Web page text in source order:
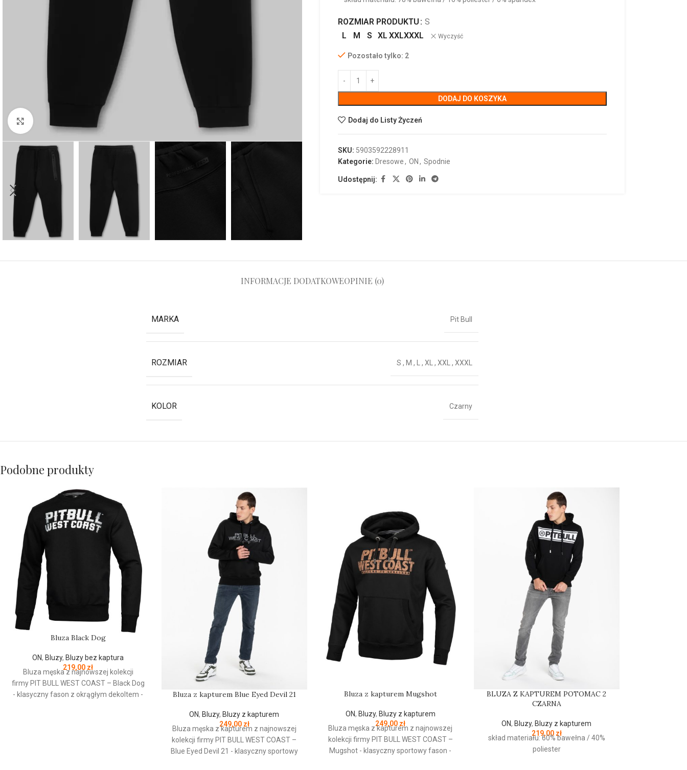
Kliknij aby powiększyć
ROZMIAR PRODUKTU
S
L
M S XL XXLXXXL Wyczyść
Pozostało tylko: 2
DODAJ DO KOSZYKA
Dodaj do Listy Życzeń
SKU: 5903592228911
Kategorie: Dresowe, ON , Spodnie
Udostępnij:
INFORMACJE DODATKOWEOPINIE (0)
MARKA Pit Bull
ROZMIAR S , M , L , XL , XXL , XXXL
KOLOR Czarny
Podobne produkty
Bluza Black Dog
ON, Bluzy, Bluzy bez kaptura
219,00 zł
Bluza męska z najnowszej kolekcji
firmy PIT BULL WEST COAST– Black Dog
- klasyczny fason z okrągłym dekoltem -
Bluza z kapturem Blue Eyed Devil 21
ON, Bluzy, Bluzy z kapturem
249,00 zł
Bluza męska z kapturem z najnowszej
kolekcji firmy PIT BULL WEST COAST –
Blue Eyed Devil 21 - klasyczny sportowy
Bluza z kapturem Mugshot
ON, Bluzy, Bluzy z kapturem
249,00 zł
Bluza męska z kapturem z najnowszej
kolekcji firmy PIT BULL WEST COAST–
Mugshot - klasyczny sportowy fason -
BLUZA Z KAPTUREM POTOMAC 2
CZARNA
ON, Bluzy, Bluzy z kapturem
219,00 zł
skład materiału: 60% bawełna / 40%
poliester